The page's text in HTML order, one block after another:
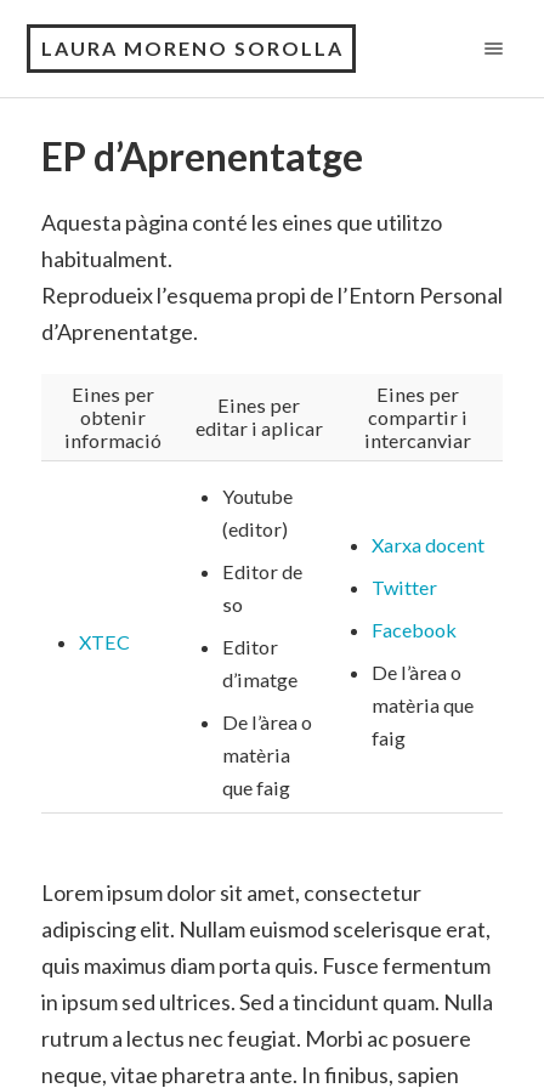
LAURA MORENO SOROLLA
EP d’Aprenentatge
Aquesta pàgina conté les eines que utilitzo
habitualment.
Reprodueix l’esquema propi de l’Entorn Personal
d’Aprenentatge.
Eines per
obtenir
informació
Eines per
editar i aplicar
Eines per
compartir i
intercanviar
XTEC
Youtube
(editor)
Editor de
so
Editor
d’imatge
De l’àrea o
matèria
que faig
Xarxa docent
Twitter
Facebook
De l’àrea o
matèria que
faig
Lorem ipsum dolor sit amet, consectetur
adipiscing elit. Nullam euismod scelerisque erat,
quis maximus diam porta quis. Fusce fermentum
in ipsum sed ultrices. Sed a tincidunt quam. Nulla
rutrum a lectus nec feugiat. Morbi ac posuere
neque, vitae pharetra ante. In finibus, sapien